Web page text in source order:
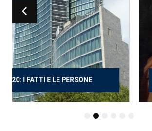
150 ANNI DOPO MANZONI